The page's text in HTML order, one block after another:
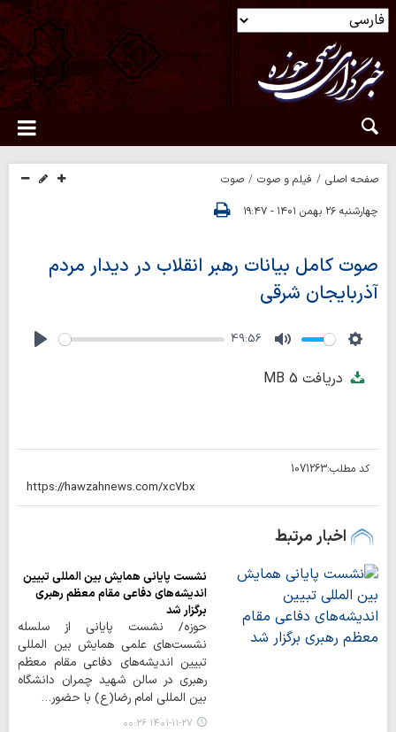
صفحه اصلی فیلم و صوت
صوت
چهارشنبه ۲۶ بهمن ۱۴۰۱ - ۱۹:۴۷
صوت کامل بیانات رهبر انقلاب در دیدار مردم
آذربایجان شرقی
49:56
دریافت 5 MB
کد مطلب:1071263
اخبار مرتبط
نشست پایانی همایش بین المللی تبیین
اندیشه‌های دفاعی مقام معظم رهبری
برگزار شد
حوزه/ نشست پایانی از سلسله
نشست‌های علمی همایش بین المللی
تبیین اندیشه‌های دفاعی مقام معظم
رهبری در سالن شهید چمران دانشگاه
بین المللی امام رضا(ع) با حضور…
۱۴۰۱-۱۱-۲۷ ۰۰:۲۶